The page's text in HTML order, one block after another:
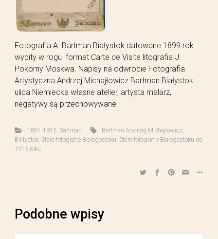
Fotografia A. Bartman Białystok datowane 1899 rok
wybity w rogu format Carte de Visite litografia J.
Pokorny Moskwa. Napisy na odwrocie Fotografia
Artystyczna Andrzej Michajłowicz Bartman Białystok
ulica Niemiecka własne atelier, artysta malarz,
negatywy są przechowywane.
1861-1915, Bartman Bartman Andrzej Michajłowicz
Białystok Stare fotografie Białegostoku Stare fotografie Białegostoku do
1915 roku
Podobne wpisy